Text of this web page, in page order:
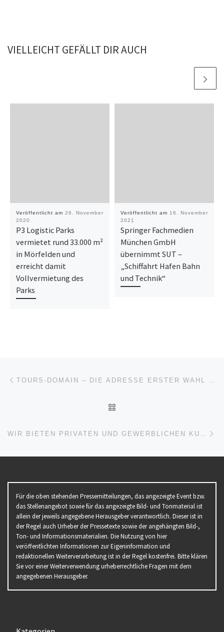
VIELLEICHT GEFÄLLT DIR AUCH
Veröffentlicht am 26. November
2020
P3 Logistic Parks
vermietet rund 33.000 m²
in Mörfelden und
erreicht damit
Vollvermietung des
Parks
Veröffentlicht am 16. November
2021
Springer Fachmedien
München GmbH
übernimmt SUT –
„Schiffahrt Hafen Bahn
und Technik“
Beitragsnavigation
Für die oben stehenden Pressemitteilungen, das angezeigte Event bzw.
das Stellenangebot sowie für das angezeigte Bild- und Tonmaterial ist
allein der jeweils angegebene Herausgeber verantwortlich. Dieser ist in
der Regel auch Urheber der Pressetexte sowie der angehängten Bild-,
Ton- und Informationsmaterialien. Die Nutzung von hier
veröffentlichten Informationen zur Eigeninformation und
redaktionellen Weiterverarbeitung ist in der Regel kostenfrei. Bitte klären
Sie vor einer Weiterverwendung urheberrechtliche Fragen mit dem
angegebenen Herausgeber.